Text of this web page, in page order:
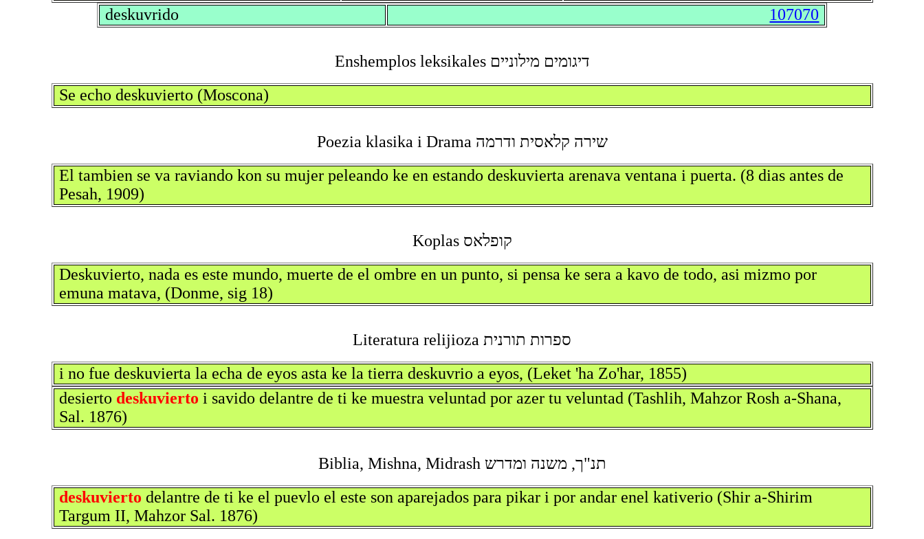
deskuvrido
107070
דיגומים מילוניים Enshemplos leksikales
Se echo deskuvierto (Moscona)
שירה קלאסית ודרמה Poezia klasika i Drama
El tambien se va raviando kon su mujer peleando ke en estando deskuvierta arenava ventana i puerta. (8 dias antes de
Pesah, 1909)
קופלאס Koplas
Deskuvierto, nada es este mundo, muerte de el ombre en un punto, si pensa ke sera a kavo de todo, asi mizmo por
emuna matava, (Donme, sig 18)
ספרות תורנית Literatura relijioza
i no fue deskuvierta la echa de eyos asta ke la tierra deskuvrio a eyos, (Leket 'ha Zo'har, 1855)
desierto deskuvierto i savido delantre de ti ke muestra veluntad por azer tu veluntad (Tashlih, Mahzor Rosh a-Shana,
Sal. 1876)
תנ"ך, משנה ומדרש Biblia, Mishna, Midrash
deskuvierto delantre de ti ke el puevlo el este son aparejados para pikar i por andar enel kativerio (Shir a-Shirim
Targum II, Mahzor Sal. 1876)